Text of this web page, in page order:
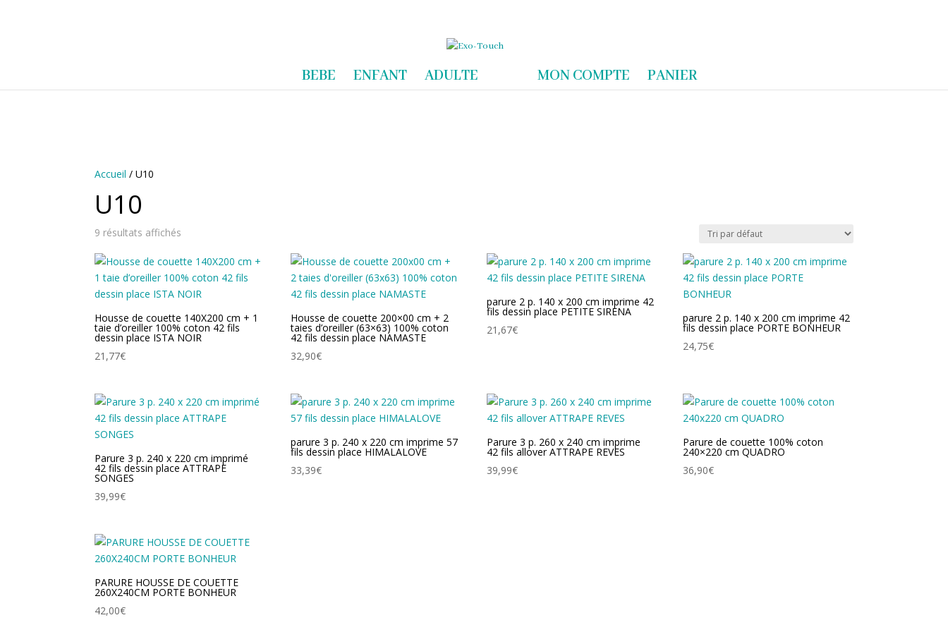
C
C
BEBE ENFANT ADULTE MON COMPTE PANIER
Accueil / U10
U10
9 résultats affichés
Housse de couette 140X200 cm + 1
taie d’oreiller 100% coton 42 fils
dessin place ISTA NOIR
21,77€
Housse de couette 200×00 cm + 2
taies d’oreiller (63×63) 100% coton
42 fils dessin place NAMASTE
32,90€
parure 2 p. 140 x 200 cm imprime 42
fils dessin place PETITE SIRENA
21,67€
parure 2 p. 140 x 200 cm imprime 42
fils dessin place PORTE BONHEUR
24,75€
Parure 3 p. 240 x 220 cm imprimé
42 fils dessin place ATTRAPE
SONGES
39,99€
parure 3 p. 240 x 220 cm imprime 57
fils dessin place HIMALALOVE
33,39€
Parure 3 p. 260 x 240 cm imprime
42 fils allover ATTRAPE REVES
39,99€
Parure de couette 100% coton
240×220 cm QUADRO
36,90€
PARURE HOUSSE DE COUETTE
260X240CM PORTE BONHEUR
42,00€